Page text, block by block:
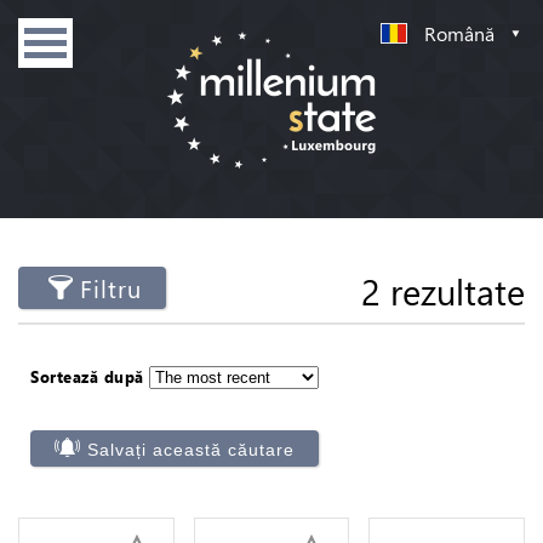
Română
Filtru 2 rezultate
Sortează după
Salvați această căutare